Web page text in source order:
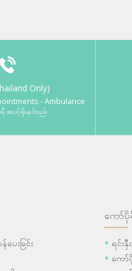
Only)
- Ambulance
ရီ အသင့်ရှိနေပါသည်။
ေးခြင်း
ကော်
ရင်း
ကေ